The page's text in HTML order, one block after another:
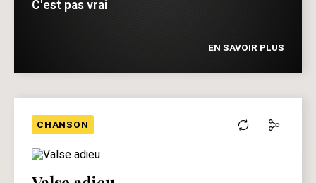
C'est pas vrai
EN SAVOIR PLUS
CHANSON